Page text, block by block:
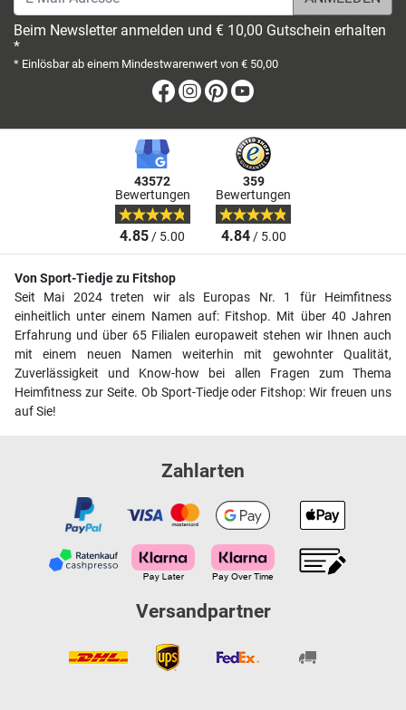
Beim Newsletter anmelden und € 10,00 Gutschein erhalten
*
* Einlösbar ab einem Mindestwarenwert von € 50,00
Facebook
Instagram
Pinterest
43572
Bewertungen
4.85/ 5.00
359
Bewertungen
4.84/ 5.00
Von Sport-Tiedje zu Fitshop
Seit Mai 2024 treten wir als Europas Nr. 1 für Heimfitness
einheitlich unter einem Namen auf: Fitshop. Mit über 40 Jahren
Erfahrung und über 65 Filialen europaweit stehen wir Ihnen auch
mit einem neuen Namen weiterhin mit gewohnter Qualität,
Zuverlässigkeit und Know-how bei allen Fragen zum Thema
Heimfitness zur Seite. Ob Sport-Tiedje oder Fitshop: Wir freuen uns
auf Sie!
Zahlarten
Versandpartner